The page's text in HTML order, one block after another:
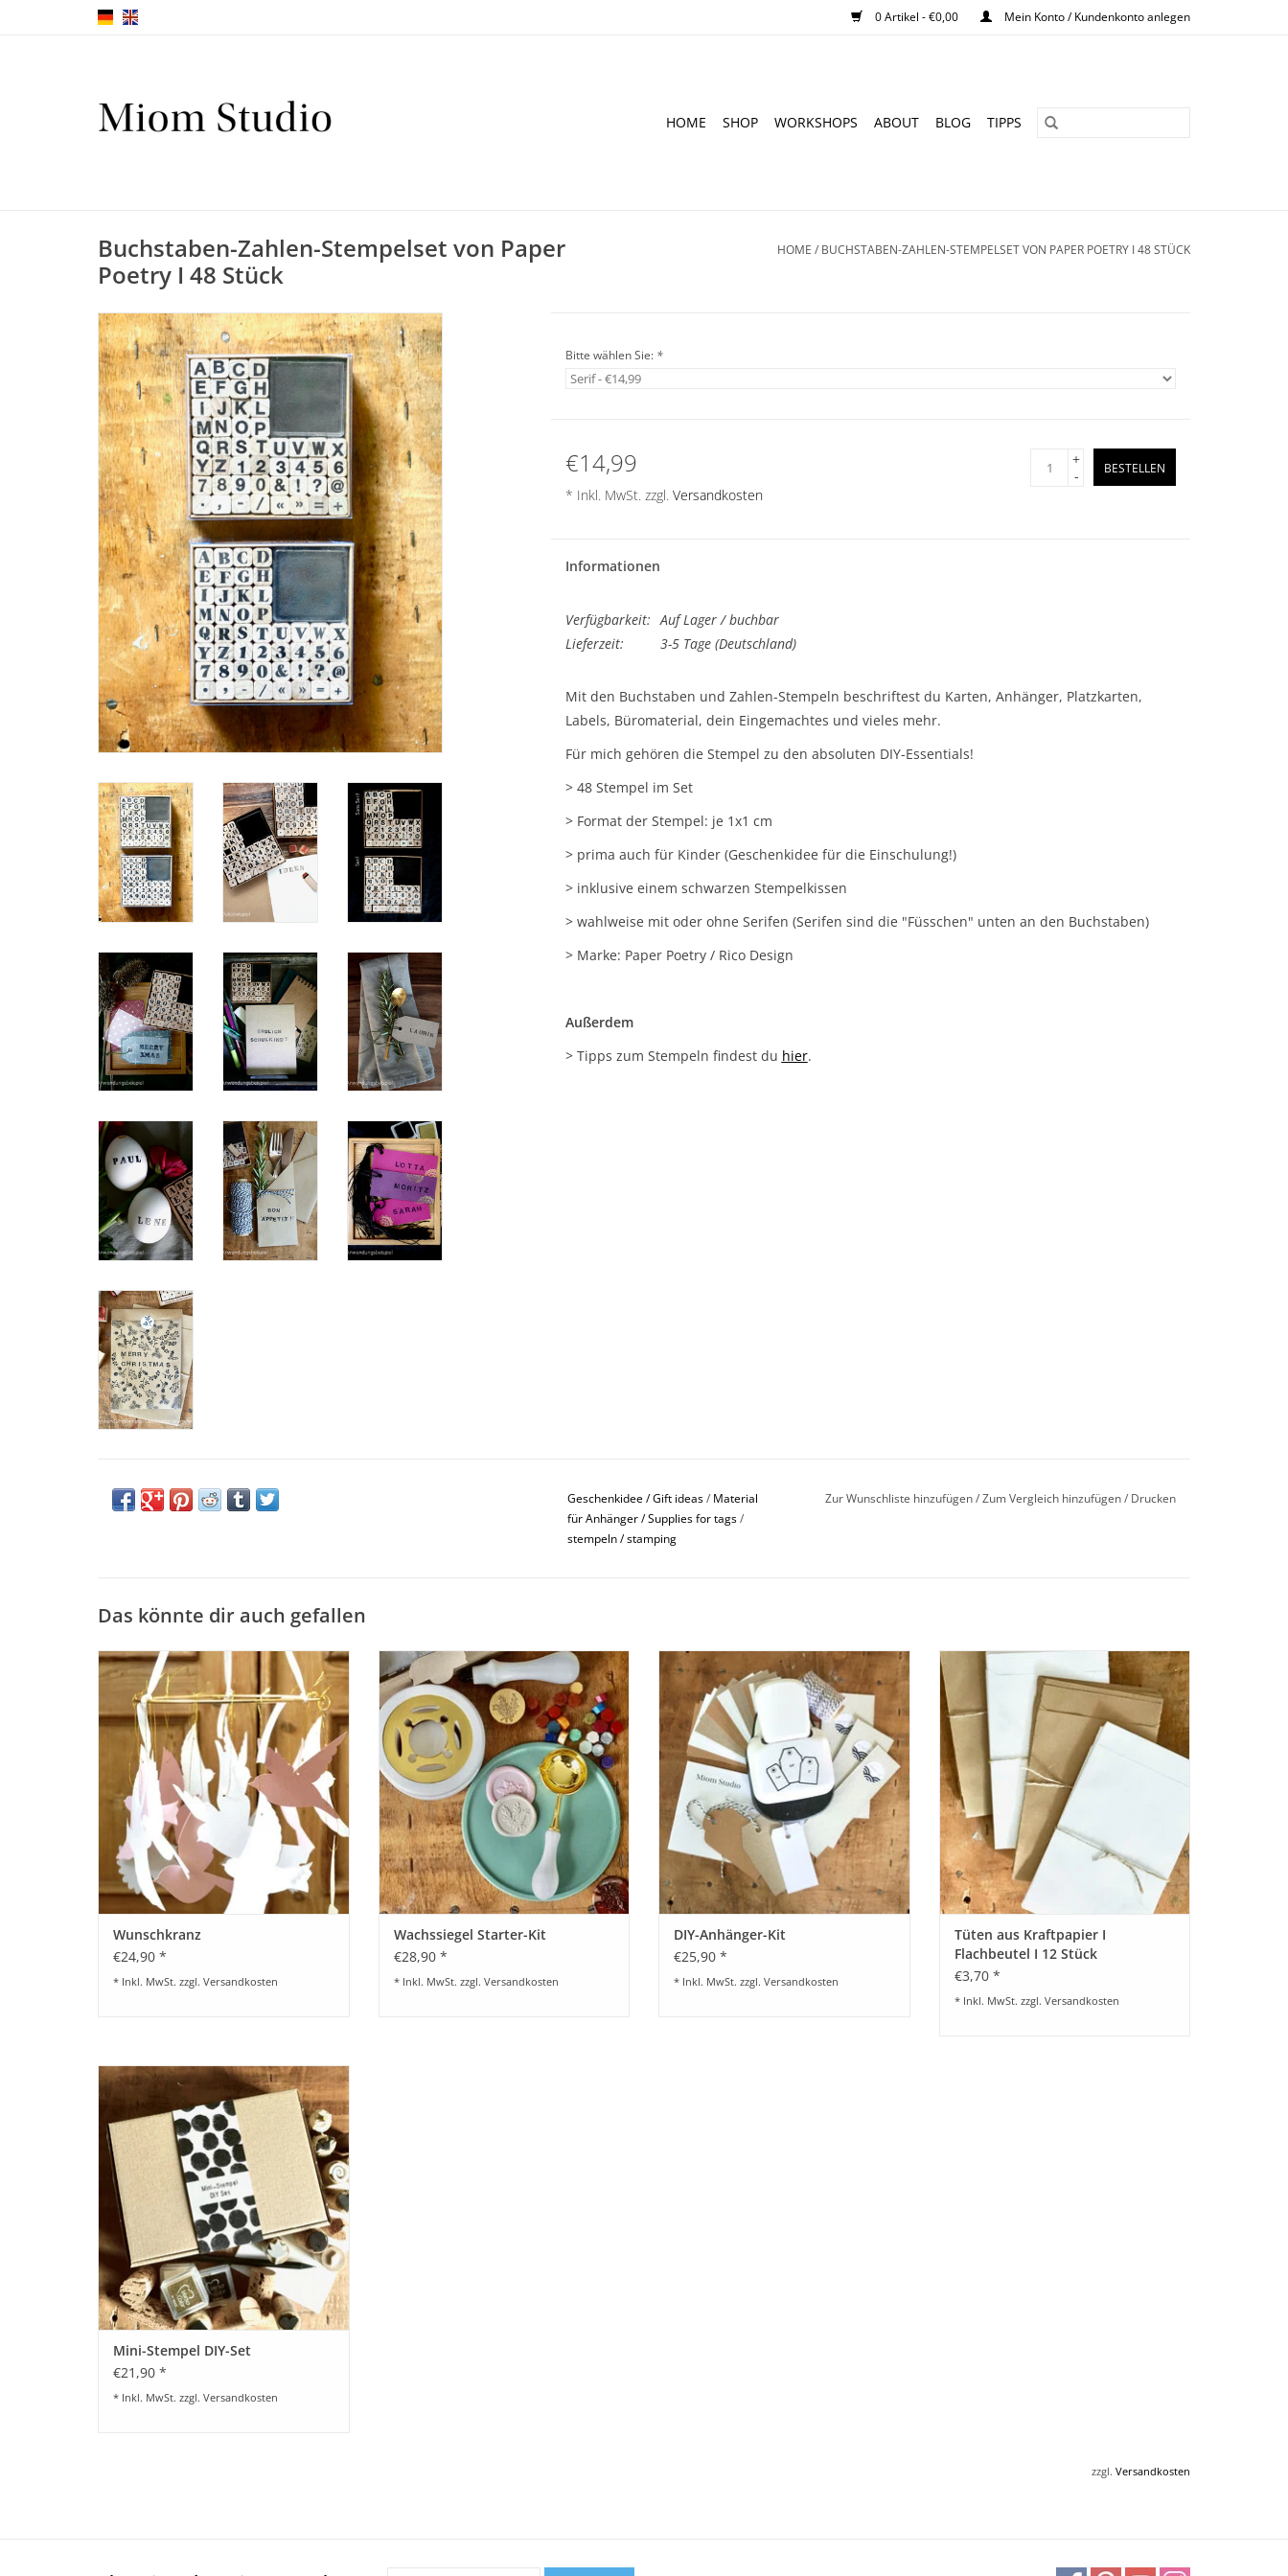
0 Artikel - €0,00 Mein Konto / Kundenkonto anlegen
HOME SHOP WORKSHOPS ABOUT BLOG TIPPS
Buchstaben-Zahlen-Stempelset von Paper
Poetry I 48 Stück
HOME / BUCHSTABEN-ZAHLEN-STEMPELSET VON PAPER POETRY I 48 STÜCK
Bitte wählen Sie: *
€14,99
* Inkl. MwSt. zzgl. Versandkosten
+
-
BESTELLEN
Informationen
Verfügbarkeit: Auf Lager / buchbar
Lieferzeit:
3-5 Tage (Deutschland)
Mit den Buchstaben und Zahlen-Stempeln beschriftest du Karten, Anhänger, Platzkarten,
Labels, Büromaterial, dein Eingemachtes und vieles mehr.
Für mich gehören die Stempel zu den absoluten DIY-Essentials!
> 48 Stempel im Set
> Format der Stempel: je 1x1 cm
> prima auch für Kinder (Geschenkidee für die Einschulung!)
> inklusive einem schwarzen Stempelkissen
> wahlweise mit oder ohne Serifen (Serifen sind die "Füsschen" unten an den Buchstaben)
> Marke: Paper Poetry / Rico Design
Außerdem
> Tipps zum Stempeln findest du hier.
Geschenkidee / Gift ideas/ Material
für Anhänger / Supplies for tags/
stempeln / stamping
Zur Wunschliste hinzufügen/Zum Vergleich hinzufügen/ Drucken
Das könnte dir auch gefallen
verschiedene Farben verfügbar
BESTELLEN
Wunschkranz
€24,90 *
* Inkl. MwSt. zzgl. Versandkosten
Wachs-Siegel-Set für Anfänger
BESTELLEN
Wachssiegel Starter-Kit
€28,90 *
* Inkl. MwSt. zzgl. Versandkosten
DIY-Anhänger-Kit - Geschenkanhänger
einfach selber machen
BESTELLEN
DIY-Anhänger-Kit
€25,90 *
* Inkl. MwSt. zzgl. Versandkosten
Tüten aus Kraftpapier I Flachbeutel I 12
Stück
BESTELLEN
Tüten aus Kraftpapier I
Flachbeutel I 12 Stück
€3,70 *
* Inkl. MwSt. zzgl. Versandkosten
DIY-Set für Mini-Stempel
BESTELLEN
Mini-Stempel DIY-Set
€21,90 *
* Inkl. MwSt. zzgl. Versandkosten
zzgl. Versandkosten